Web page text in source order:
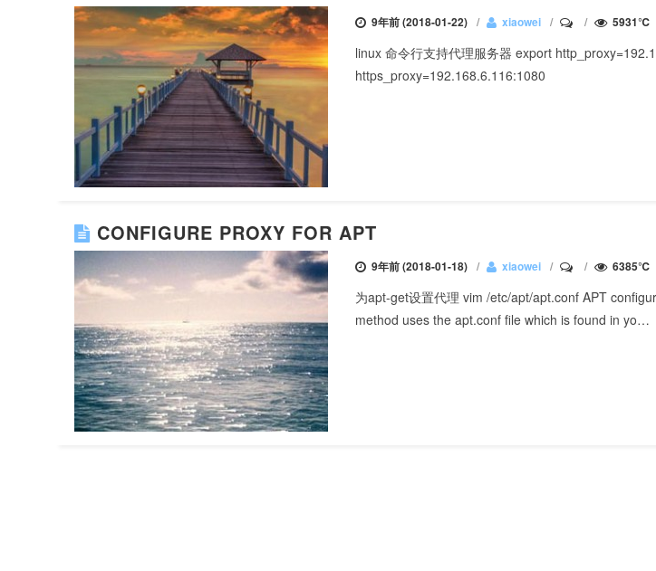
9年前 (2018-01-22) xiaowei 5931℃
linux 命令行支持代理服务器 export
https_proxy=192.168.6.116:1080
CONFIGURE PROXY FOR APT
9年前 (2018-01-18) xiaowei 6385℃
为apt-get设置代理 vim /etc/apt/apt.conf APT
method uses the apt.conf file which is found in yo…